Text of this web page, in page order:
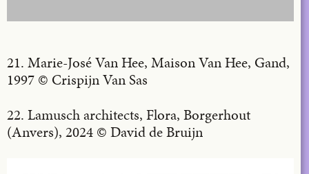
21. Marie-José Van Hee, Maison Van Hee, Gand,
1997 © Crispijn Van Sas
22. Lamusch architects, Flora, Borgerhout
(Anvers), 2024 © David de Bruijn